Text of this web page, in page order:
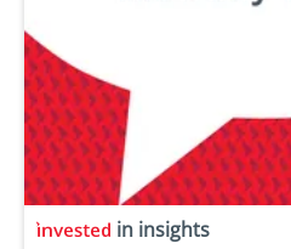
in insights